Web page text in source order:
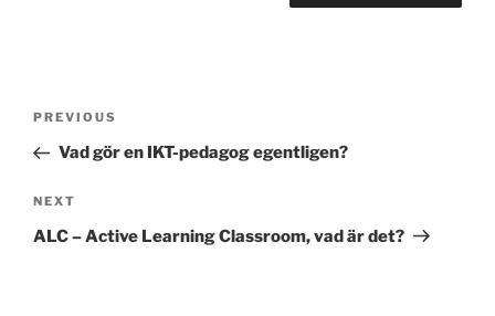
Previous
Post
PREVIOUS
Vad gör en IKT-pedagog egentligen?
Next
Post
NEXT
ALC – Active Learning Classroom, vad är det?